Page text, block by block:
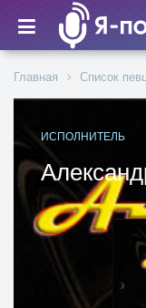
Главная Список
ИСПОЛНИТЕЛЬ